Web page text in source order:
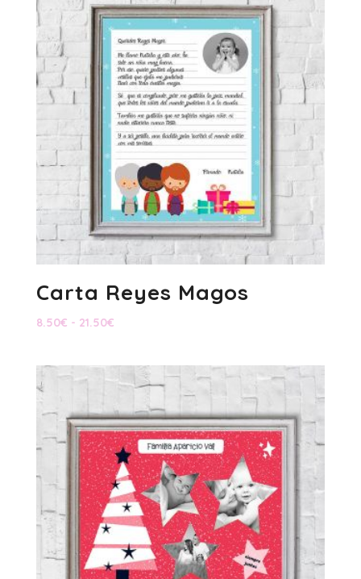
Carta Reyes Magos
8.50€ - 21.50€Rango
desde
hasta
21.50€